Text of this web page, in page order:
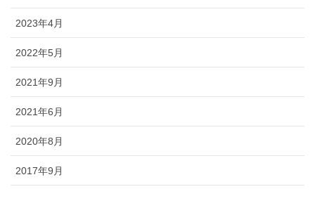
2023年4月
2022年5月
2021年9月
2021年6月
2020年8月
2017年9月